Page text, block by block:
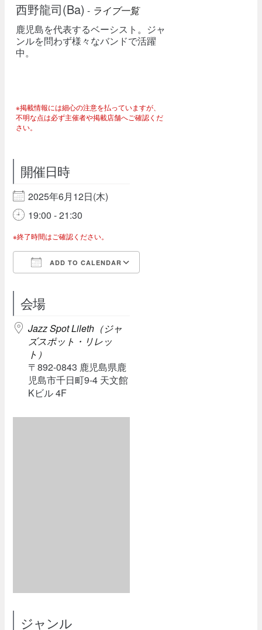
西野龍司(Ba) - ライブ一覧
鹿児島を代表するベーシスト。ジャ
ンルを問わず様々なバンドで活躍
中。
※掲載情報には細心の注意を払っていますが、
不明な点は必ず主催者や掲載店舗へご確認くだ
さい。
開催日時
2025年6月12日(木)
19:00 - 21:30
※終了時間はご確認ください。
ADD TO CALENDAR
会場
Jazz Spot Lileth（ジャ
ズスポット・リレッ
ト）
〒892-0843 鹿児島県鹿
児島市千日町9-4 天文館
Kビル 4F
ジャンル